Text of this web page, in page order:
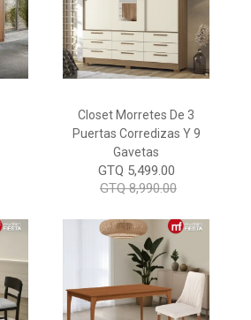
Closet Morretes De 3
Puertas Corredizas Y 9
Gavetas
GTQ 5,499.00
GTQ 8,990.00